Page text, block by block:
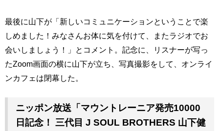
最後に山下が「新しいコミュニケーションということで楽
しめました！みなさんお体に気を付けて、またラジオでお
会いしましょう！」とコメント。記念に、リスナーが写っ
たZoom画面の横に山下が立ち、写真撮影をして、オンライ
ンカフェは閉幕した。
ニッポン放送「マウントレーニア発売10000
日記念！ 三代目 J SOUL BROTHERS 山下健